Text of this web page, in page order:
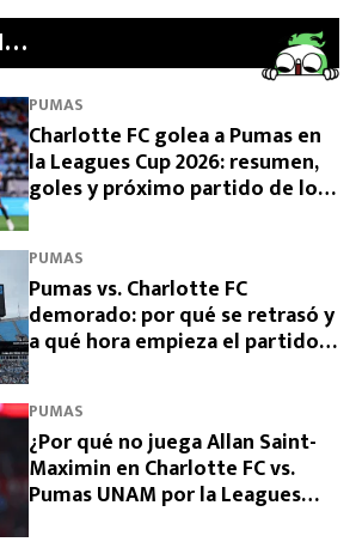
PUMAS
Charlotte FC golea a Pumas en
la Leagues Cup 2026: resumen,
goles y próximo partido de los
PUMAS
Pumas vs. Charlotte FC
demorado: por qué se retrasó y
a qué hora empieza el partido
PUMAS
¿Por qué no juega Allan Saint-
Maximin en Charlotte FC vs.
Pumas UNAM por la Leagues